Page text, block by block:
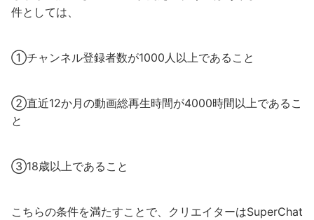
件としては、
①チャンネル登録者数が1000人以上であること
②直近12か月の動画総再生時間が4000時間以上であるこ
と
③18歳以上であること
こちらの条件を満たすことで、クリエイターはSuperChat